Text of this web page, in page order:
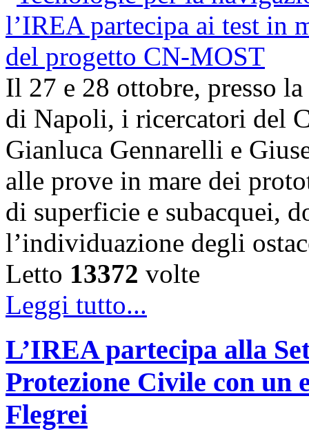
Il 27 e 28 ottobre, presso
di Napoli, i ricercatori del
Gianluca Gennarelli e
alle prove in mare dei
di superficie e subacquei,
l’individuazione degli
Letto 13372 volte
Leggi tutto...
L’IREA partecipa alla
Protezione Civile con un
Flegrei